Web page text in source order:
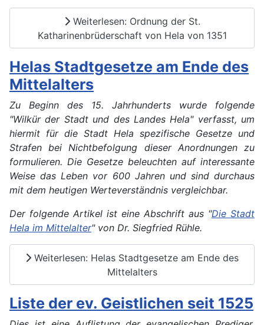
Weiterlesen: Ordnung der St.
Katharinenbrüderschaft von Hela von 1351
Helas Stadtgesetze am Ende des
Mittelalters
Zu Beginn des 15. Jahrhunderts wurde folgende
"Wilkür der Stadt und des Landes Hela" verfasst, um
hiermit für die Stadt Hela spezifische Gesetze und
Strafen bei Nichtbefolgung dieser Anordnungen zu
formulieren. Die Gesetze beleuchten auf interessante
Weise das Leben vor 600 Jahren und sind durchaus
mit dem heutigen Werteverständnis vergleichbar.
Der folgende Artikel ist eine Abschrift aus "Die Stadt
Hela im Mittelalter" von Dr. Siegfried Rühle.
Weiterlesen: Helas Stadtgesetze am Ende des
Mittelalters
Liste der ev. Geistlichen seit 1525